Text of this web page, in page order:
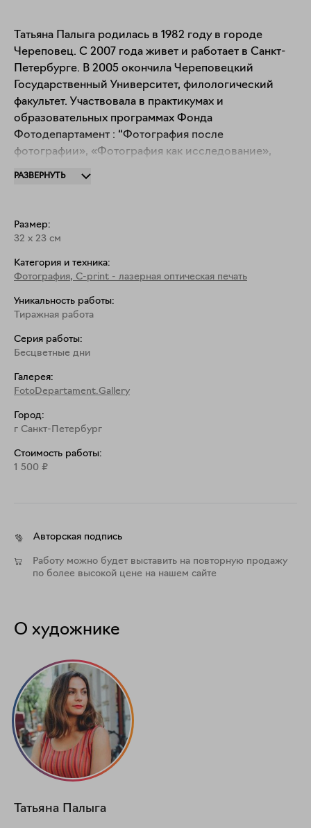
Татьяна Палыга родилась в 1982 году в городе
Череповец. С 2007 года живет и работает в Санкт-
Петербурге. В 2005 окончила Череповецкий
Государственный Университет, филологический
факультет. Участвовала в практикумах и
образовательных программах Фонда
Фотодепартамент : “Фотография после
фотографии», «Фотография как исследование»,
Тираж: 50 / Тиражный принт
Фотография подписана и пронумерована галереей
Размер: 23х32
Принт упаковывается в прозрачный конверт и
отправляется в тубусе.
РАЗВЕРНУТЬ
Размер:
32 x 23 см
Категория и техника:
Фотография, C-print - лазерная оптическая печать
Уникальность работы:
Тиражная работа
Серия работы:
Бесцветные дни
Галерея:
FotoDepartament.Gallery
Город:
г Санкт-Петербург
Стоимость работы:
1 500 ₽
Авторская подпись
Работу можно будет выставить на повторную продажу
по более высокой цене на нашем сайте
О художнике
Татьяна Палыга